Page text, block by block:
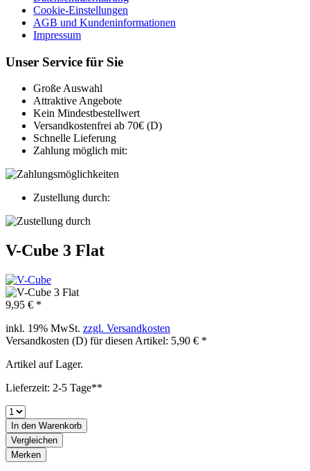
Cookie-Einstellungen
AGB und Kundeninformationen
Impressum
Unser Service für Sie
Große Auswahl
Attraktive Angebote
Kein Mindestbestellwert
Versandkostenfrei ab 70€ (D)
Schnelle Lieferung
Zahlung möglich mit:
Zustellung durch:
V-Cube 3 Flat
9,95 € *
inkl. 19% MwSt. zzgl. Versandkosten
Versandkosten (D) für diesen Artikel: 5,90 € *
Artikel auf Lager.
Lieferzeit: 2-5 Tage**
In den Warenkorb
Vergleichen
Merken